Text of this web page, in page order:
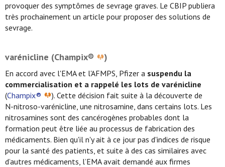
provoquer des symptômes de sevrage graves. Le CBIP publiera
très prochainement un article pour proposer des solutions de
sevrage.
varénicline (Champix® )
En accord avec l'EMA et l'AFMPS, Pfizer a suspendu la
commercialisation et a rappelé les lots de varénicline
(Champix®
). Cette décision fait suite à la découverte de
N-nitroso-varénicline, une nitrosamine, dans certains lots. Les
nitrosamines sont des cancérogènes probables dont la
formation peut être liée au processus de fabrication des
médicaments. Bien qu'il n'y ait à ce jour pas d'indices de risque
pour la santé des patients, et suite à des cas similaires avec
d’autres médicaments, l’EMA avait demandé aux firmes